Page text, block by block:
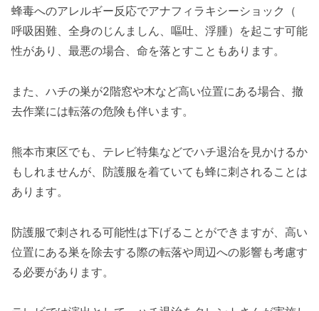
蜂毒へのアレルギー反応でアナフィラキシーショック（
呼吸困難、全身のじんましん、嘔吐、浮腫）を起こす可能
性があり、最悪の場合、命を落とすこともあります。
また、ハチの巣が2階窓や木など高い位置にある場合、撤
去作業には転落の危険も伴います。
熊本市東区でも、テレビ特集などでハチ退治を見かけるか
もしれませんが、防護服を着ていても蜂に刺されることは
あります。
防護服で刺される可能性は下げることができますが、高い
位置にある巣を除去する際の転落や周辺への影響も考慮す
る必要があります。